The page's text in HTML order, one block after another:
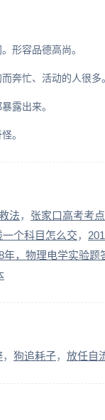
形容品德高尚。
奔忙、活动的人很多
露出来。
。
法
张家口高考考
个科目怎么交
年，物理电学实验题
狗追耗子 放任自